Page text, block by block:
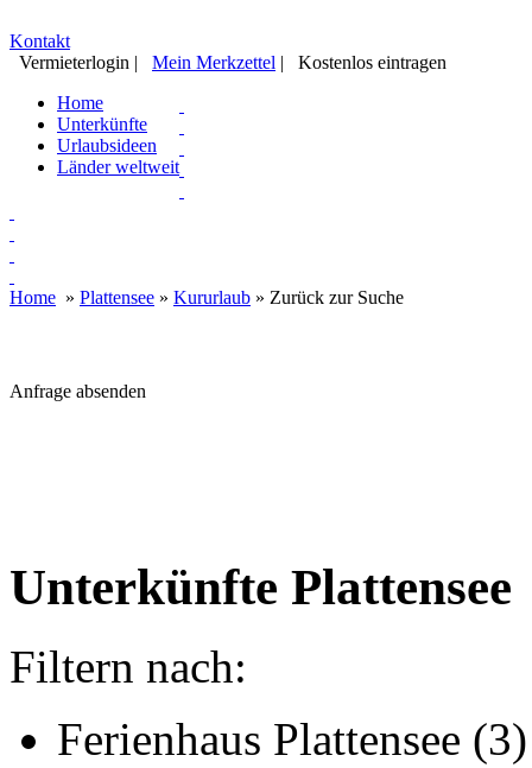
Kontakt
Vermieterlogin | Mein Merkzettel |
Kostenlos eintragen
Home
Unterkünfte
Urlaubsideen
Länder weltweit
Home » Plattensee » Kururlaub » Zurück zur Suche
Anfrage absenden
Unterkünfte Plattensee
Filtern nach:
Ferienhaus Plattensee (3)